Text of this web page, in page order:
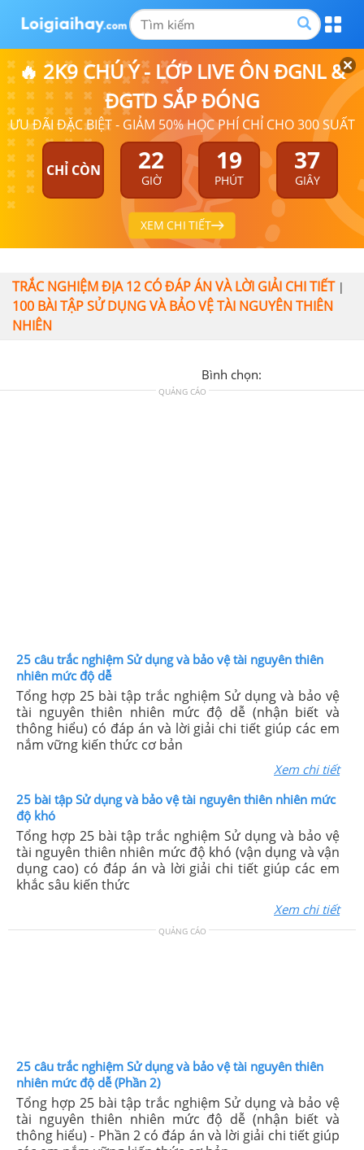
🔥 2K9 CHÚ Ý - LỚP LIVE ÔN ĐGNL &
ĐGTD SẮP ĐÓNG
ƯU ĐÃI ĐẶC BIỆT - GIẢM 50% HỌC PHÍ CHỈ CHO 300 SUẤT
CHỈ CÒN 22
GIỜ
19
PHÚT
37
GIÂY
XEM CHI TIẾT
TRẮC NGHIỆM ĐỊA 12 CÓ ĐÁP ÁN VÀ LỜI GIẢI CHI TIẾT|
100 BÀI TẬP SỬ DỤNG VÀ BẢO VỆ TÀI NGUYÊN THIÊN
NHIÊN
Bình chọn:
QUẢNG CÁO
25 câu trắc nghiệm Sử dụng và bảo vệ tài nguyên thiên
nhiên mức độ dễ
Tổng hợp 25 bài tập trắc nghiệm Sử dụng và bảo vệ
tài nguyên thiên nhiên mức độ dễ (nhận biết và
thông hiểu) có đáp án và lời giải chi tiết giúp các em
nắm vững kiến thức cơ bản
Xem chi tiết
25 bài tập Sử dụng và bảo vệ tài nguyên thiên nhiên mức
độ khó
Tổng hợp 25 bài tập trắc nghiệm Sử dụng và bảo vệ
tài nguyên thiên nhiên mức độ khó (vận dụng và vận
dụng cao) có đáp án và lời giải chi tiết giúp các em
khắc sâu kiến thức
Xem chi tiết
QUẢNG CÁO
25 câu trắc nghiệm Sử dụng và bảo vệ tài nguyên thiên
nhiên mức độ dễ (Phần 2)
Tổng hợp 25 bài tập trắc nghiệm Sử dụng và bảo vệ
tài nguyên thiên nhiên mức độ dễ (nhận biết và
thông hiểu) - Phần 2 có đáp án và lời giải chi tiết giúp